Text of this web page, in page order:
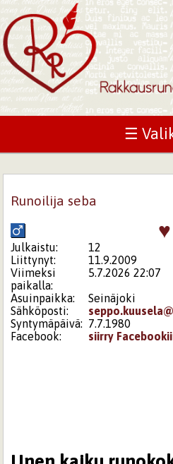
☰
Runoilija seba
♥
Julkaistu:
12
Liittynyt:
11.9.2009
Viimeksi
paikalla:
5.7.2026 22:07
Asuinpaikka:
Seinäjoki
Sähköposti:
Syntymäpäivä: 7.7.1980
Facebook:
siirry